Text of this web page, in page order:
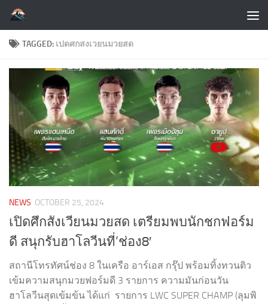
Skip to content
TAGGED: เปดศกสงเวยนมวยสด
NEWS OCTOBER 25, 2024
เปิดศึกสังเวียนมวยสด เตรียมพบนักชกฟอร์ม
ดี สนุกรับฮาโลวีนที่’ช่อง8′
สถานีโทรทัศน์ช่อง 8 ในเครือ อาร์เอส กรุ๊ป พร้อมทิ้งทวนติว
เข้มความสนุกมวยฟอร์มดี 3 รายการ ความมันก่อนวัน
ฮาโลวีนสุดเข้มข้น ได้แก่ รายการ LWC SUPER CHAMP (ลุมพิ